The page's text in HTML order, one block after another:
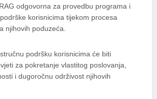
odgovorna za provedbu programa i
korisnicima tijekom procesa
njihovih poduzeća.
podršku korisnicima će biti
za pokretanje vlastitog poslovanja,
i dugoročnu održivost njihovih